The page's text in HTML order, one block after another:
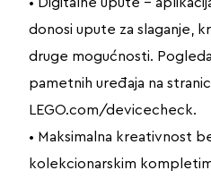
donosi upute za slaganje,
druge mogućnosti.
pametnih uređaja na
LEGO.com/devicecheck.
• Maksimalna kreativnost
kolekcionarskim